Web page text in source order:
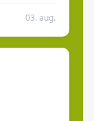
03. aug.